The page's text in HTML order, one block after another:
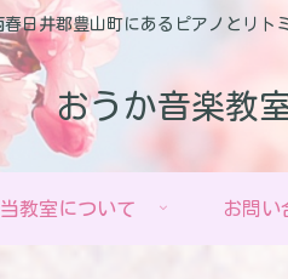
春日井郡豊山町にあるピアノとリト
おうか音楽教
当教室について お問い